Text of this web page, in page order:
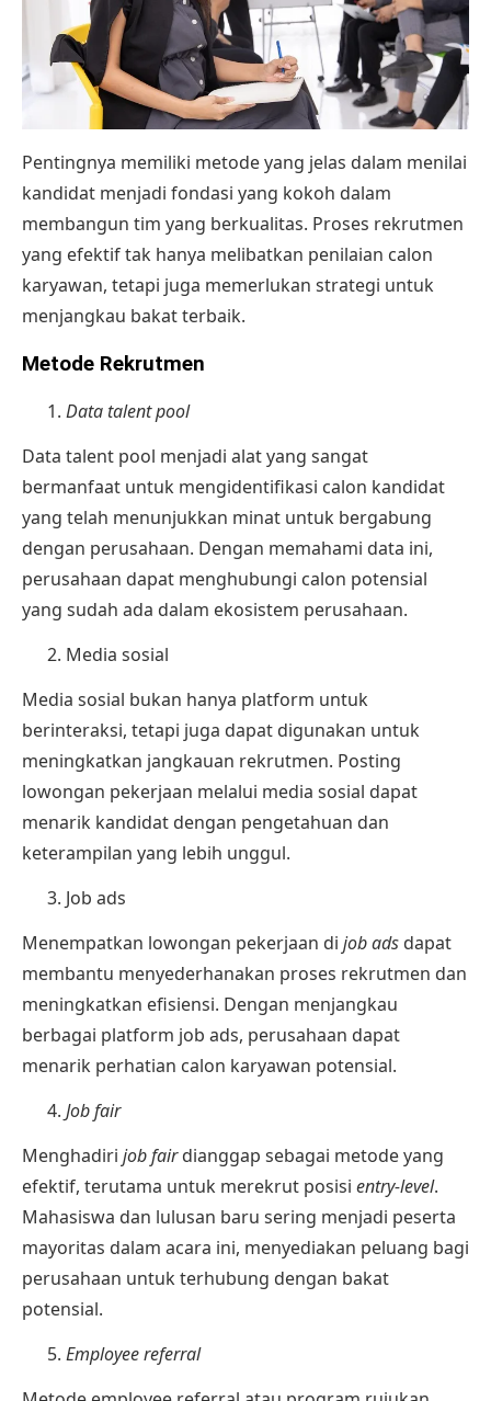
Pentingnya memiliki metode yang jelas dalam menilai
kandidat menjadi fondasi yang kokoh dalam
membangun tim yang berkualitas. Proses rekrutmen
yang efektiftak hanya melibatkan penilaian calon
karyawan, tetapi juga memerlukan strategi untuk
menjangkau bakat terbaik.
Metode Rekrutmen
Data talent pool
Data talent pool menjadi alat yang sangat
bermanfaat untuk mengidentifikasi calon kandidat
yang telah menunjukkan minat untuk bergabung
dengan perusahaan. Dengan memahami data ini,
perusahaan dapat menghubungi calon potensial
yang sudah ada dalam ekosistem perusahaan.
Media sosial
Media sosial bukan hanya platform untuk
berinteraksi, tetapi juga dapat digunakan untuk
meningkatkan jangkauan rekrutmen. Posting
lowongan pekerjaan melalui media sosial dapat
menarik kandidat dengan pengetahuan dan
keterampilan yang lebih unggul.
Job ads
Menempatkan lowongan pekerjaan di job ads dapat
membantu menyederhanakan proses rekrutmen dan
meningkatkan efisiensi. Dengan menjangkau
berbagai platform job ads, perusahaan dapat
menarik perhatian calon karyawan potensial.
Job fair
Menghadiri job fairdianggap sebagai metode yang
efektif, terutama untuk merekrut posisi entry-level.
Mahasiswa dan lulusan baru sering menjadi peserta
mayoritas dalam acara ini, menyediakan peluang bagi
perusahaan untuk terhubung dengan bakat
potensial.
Employee referral